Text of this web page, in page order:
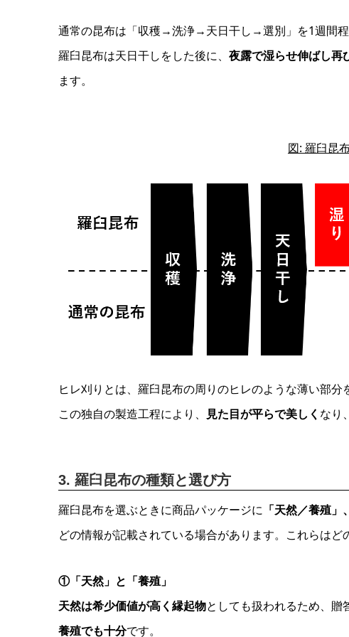
通常の昆布は「収穫→洗浄→天日干し→選別」を1週間程
羅臼昆布は天日干しをした後に、 夜露で湿らせ伸ばし再
ます。
図: 羅臼昆
ヒレ刈りとは、羅臼昆布の周りのヒレのような薄い部分
この独自の製造工程により、
見た目が平らで美しく なり、
3. 羅臼昆布の種類と選び方
羅臼昆布を選ぶときに商品パッケージに 「天然／養殖
どの情報が記載されている場合があります。これらはど
①「天然」と「養殖」
天然は希少価値が高く縁起物としても扱われるため、
養殖でも十分です。